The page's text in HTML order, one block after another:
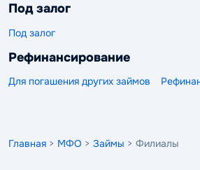
Под залог
Под залог
Рефинансирование
Для погашения других займов
Главная > МФО > Займы > Филиалы